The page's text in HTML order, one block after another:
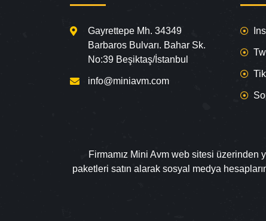
Gayrettepe Mh. 34349
Barbaros Bulvarı. Bahar Sk.
No:39 Beşiktaş/İstanbul
info@miniavm.com
Firmamız Mini Avm web sitesi üzerinden
paketleri satın alarak sosyal medya